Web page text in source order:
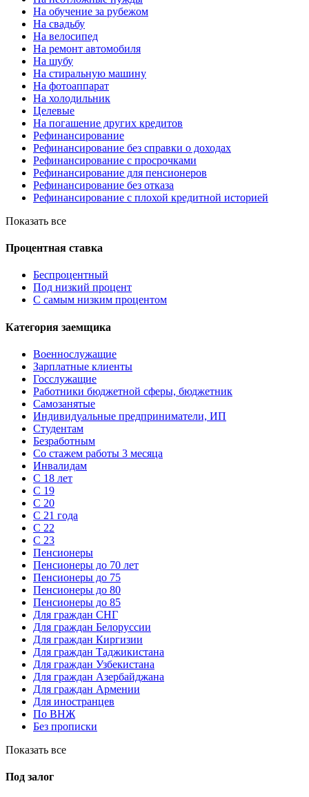
На обучение за рубежом
На свадьбу
На велосипед
На ремонт автомобиля
На шубу
На стиральную машину
На фотоаппарат
На холодильник
Целевые
На погашение других кредитов
Рефинансирование
Рефинансирование без справки о доходах
Рефинансирование с просрочками
Рефинансирование для пенсионеров
Рефинансирование без отказа
Рефинансирование с плохой кредитной историей
Показать все
Процентная ставка
Беспроцентный
Под низкий процент
С самым низким процентом
Категория заемщика
Военнослужащие
Зарплатные клиенты
Госслужащие
Работники бюджетной сферы, бюджетник
Самозанятые
Индивидуальные предприниматели, ИП
Студентам
Безработным
Cо стажем работы 3 месяца
Инвалидам
С 18 лет
С 19
С 20
С 21 года
С 22
С 23
Пенсионеры
Пенсионеры до 70 лет
Пенсионеры до 75
Пенсионеры до 80
Пенсионеры до 85
Для граждан СНГ
Для граждан Белоруссии
Для граждан Киргизии
Для граждан Таджикистана
Для граждан Узбекистана
Для граждан Азербайджана
Для граждан Армении
Для иностранцев
По ВНЖ
Без прописки
Показать все
Под залог